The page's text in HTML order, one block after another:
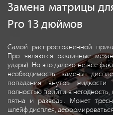
Замена матрицы
Pro 13 дюймов
Самой распространенной
Про являются различные
удары). Но это далеко не все
необходимость замены
попадания внутрь
полностью прийти в
пятна и разводы. Может
шлейф дисплея,